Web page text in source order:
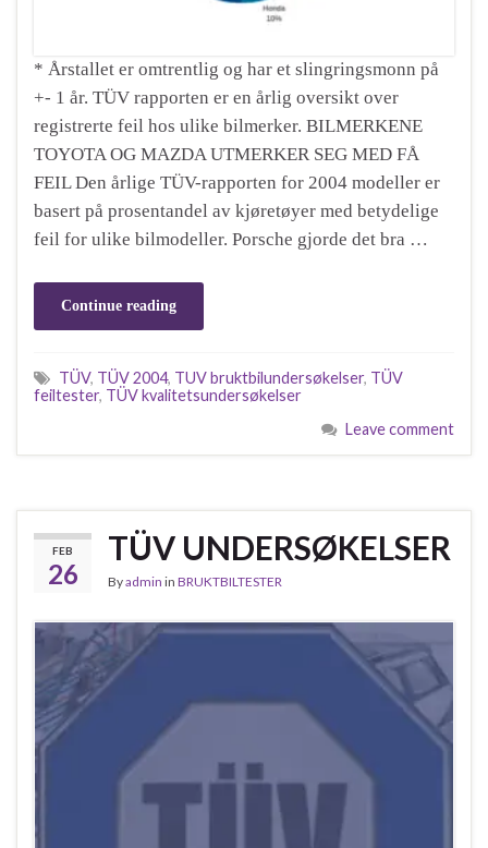
* Årstallet er omtrentlig og har et slingringsmonn på
+- 1 år. TÜV rapporten er en årlig oversikt over
registrerte feil hos ulike bilmerker. BILMERKENE
TOYOTA OG MAZDA UTMERKER SEG MED FÅ
FEIL Den årlige TÜV-rapporten for 2004 modeller er
basert på prosentandel av kjøretøyer med betydelige
feil for ulike bilmodeller. Porsche gjorde det bra …
Continue reading
TÜV, TÜV 2004, TUV bruktbilundersøkelser, TÜV
feiltester, TÜV kvalitetsundersøkelser
Leave comment
FEB
26
TÜV UNDERSØKELSER
Byadmin in BRUKTBILTESTER